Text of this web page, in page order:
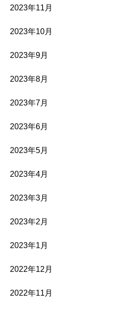
2023年11月
2023年10月
2023年9月
2023年8月
2023年7月
2023年6月
2023年5月
2023年4月
2023年3月
2023年2月
2023年1月
2022年12月
2022年11月